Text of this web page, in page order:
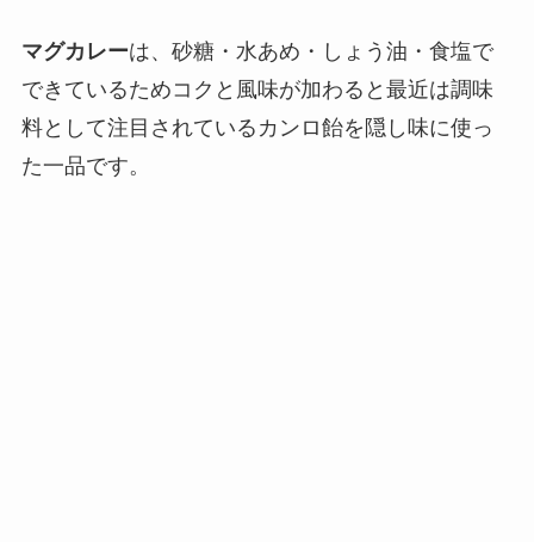
マグカレーは、砂糖・水あめ・しょう油・食塩で
できているためコクと風味が加わると最近は調味
料として注目されているカンロ飴を隠し味に使っ
た一品です。